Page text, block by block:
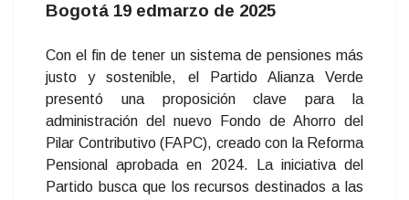
Bogotá 19 edmarzo de 2025
Con el fin de tener un sistema de pensiones más
justo y sostenible, el Partido Alianza Verde
presentó una proposición clave para la
administración del nuevo Fondo de Ahorro del
Pilar Contributivo (FAPC), creado con la Reforma
Pensional aprobada en 2024. La iniciativa del
Partido busca que los recursos destinados a las